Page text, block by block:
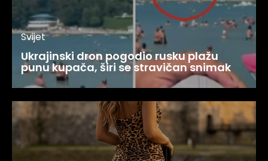
Svijet
Ukrajinski dron pogodio rusku plažu
punu kupača, širi se stravičan snimak